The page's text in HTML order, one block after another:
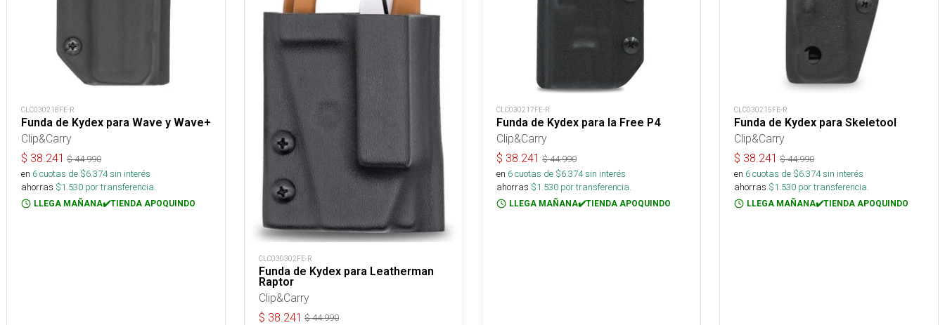
CLC030218FE-R
Funda de Kydex para Wave y Wave+
Clip&Carry
$ 38.241 $44.990
en 6cuotas de $6.374sin interés
ahorras $1.530 por transferencia.
LLEGA MAÑANA✔️TIENDA APOQUINDO
CLC030302FE-R
Funda de Kydex para Leatherman
Raptor
Clip&Carry
$ 38.241 $44.990
CLC030217FE-R
Funda de Kydex para la Free P4
Clip&Carry
$ 38.241 $44.990
en 6cuotas de $6.374sin interés
ahorras $1.530 por transferencia.
LLEGA MAÑANA✔️TIENDA APOQUINDO
CLC030215FE-R
Funda de Kydex para Skeletool
Clip&Carry
$ 38.241 $44.990
en 6cuotas de $6.374sin interés
ahorras $1.530 por transferencia.
LLEGA MAÑANA✔️TIENDA APOQUINDO